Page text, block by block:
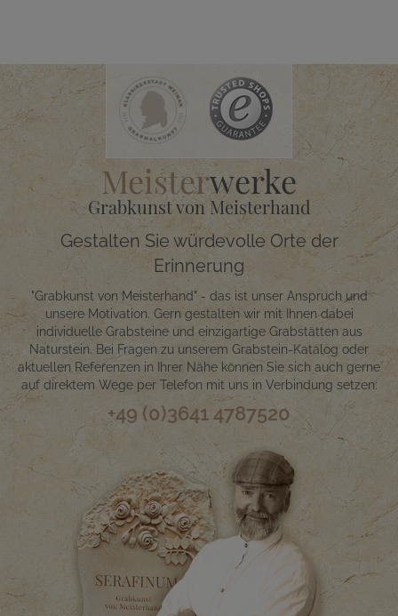
Meisterwerke
Grabkunst von Meisterhand
Gestalten Sie würdevolle Orte der
Erinnerung
"Grabkunst von Meisterhand" - das ist unser Anspruch und
unsere Motivation. Gern gestalten wir mit Ihnen dabei
individuelle Grabsteine und einzigartige Grabstätten aus
Naturstein. Bei Fragen zu unserem Grabstein-Katalog oder
aktuellen Referenzen in Ihrer Nähe können Sie sich auch gerne
auf direktem Wege per Telefon mit uns in Verbindung setzen:
+49 (0)3641 4787520